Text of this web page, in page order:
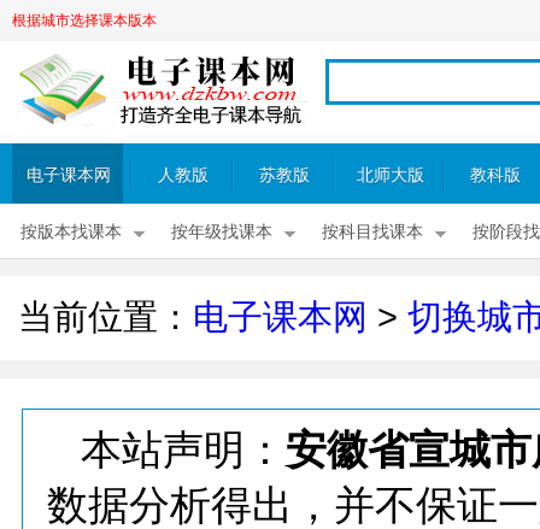
根据城市选择课本版本
电子课本网 人教版 苏教版 北师大版 教科版
按版本找课本 按年级找课本 按科目找课本 按阶段
当前位置： 电子课本网 > 切换城
本站声明： 安徽省宣城
数据分析得出，并不保证